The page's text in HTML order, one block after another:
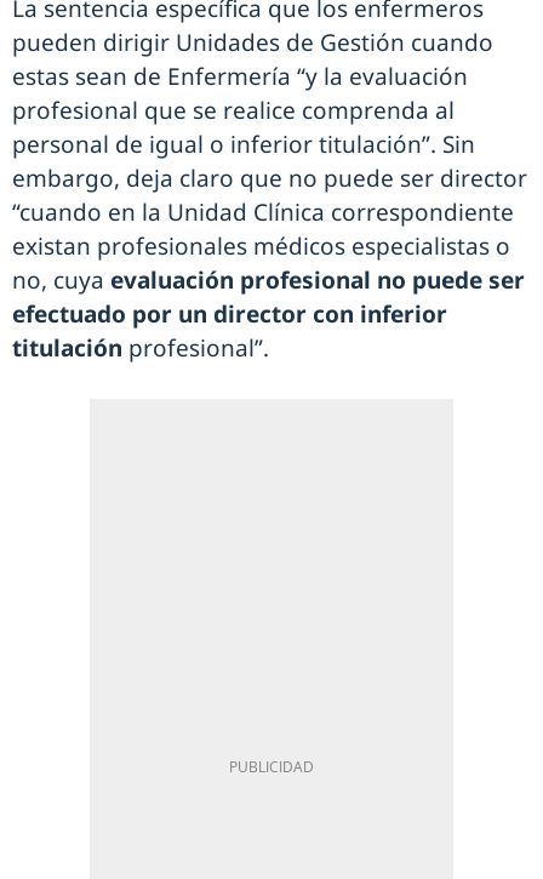
La sentencia específica que los enfermeros
pueden dirigir Unidades de Gestión cuando
estas sean de Enfermería “y la evaluación
profesional que se realice comprenda al
personal de igual o inferior titulación”. Sin
embargo, deja claro que no puede ser director
“cuando en la Unidad Clínica correspondiente
existan profesionales médicos especialistas o
no, cuya evaluación profesional no puede ser
efectuado por un director con inferior
titulación profesional”.